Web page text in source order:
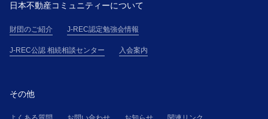
査基準に基づく受講申込の審査の結果、受講申込を承
諾しない場合には、受講希望者に対して、本講座の受
講を承諾しない旨を通知するものとします。
２．主催者と受講者間の本講座の提供に係る契約（以
めに従い受講者たる資格を取得するものとします。
日本不動産コミュニティーについて
財団のご紹介 J-REC認定勉強会情報
J-REC公認 相続相談センター 入会案内
その他